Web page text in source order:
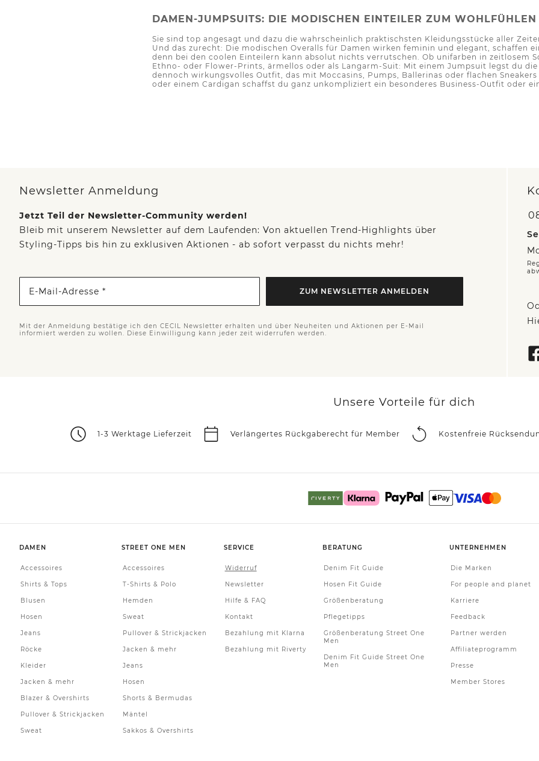
DAMEN-JUMPSUITS: DIE MODISCHEN EINTEILER ZUM WOHLFÜHLEN
Sie sind top angesagt und dazu die wahrscheinlich praktischsten Kleidungsstücke aller
Und das zurecht: Die modischen Overalls für Damen wirken feminin und elegant, schaffen
denn bei den coolen Einteilern kann absolut nichts verrutschen. Ob unifarben in zeitlosem
Ethno- oder Flower-Prints, ärmellos oder als Langarm-Suit: Mit einem Jumpsuit legst du
dennoch wirkungsvolles Outfit, das mit Moccasins, Pumps, Ballerinas oder flachen
oder einem Cardigan schaffst du ganz unkompliziert ein besonderes Business-Outfit oder
Newsletter Anmeldung
Jetzt Teil der Newsletter-Community werden!
Bleib mit unserem Newsletter auf dem Laufenden: Von aktuellen Trend-Highlights über
Styling-Tipps bis hin zu exklusiven Aktionen - ab sofort verpasst du nichts mehr!
E-Mail-Adresse * ZUM NEWSLETTER ANMELDEN
Mit der Anmeldung bestätige ich den CECIL Newsletter erhalten und über Neuheiten und Aktionen per E-Mail
informiert werden zu wollen. Diese Einwilligung kann jeder zeit widerrufen werden.
Unsere Vorteile für dich
1-3 Werktage Lieferzeit Verlängertes Rückgaberecht für Member Kostenfreie
DAMEN
Accessoires
Shirts & Tops
Blusen
Hosen
Jeans
Röcke
Kleider
Jacken & mehr
Blazer & Overshirts
Pullover & Strickjacken
Sweat
STREET ONE MEN
Accessoires
T-Shirts & Polo
Hemden
Sweat
Pullover & Strickjacken
Jacken & mehr
Jeans
Hosen
Shorts & Bermudas
Mäntel
Sakkos & Overshirts
SERVICE
Widerruf
Newsletter
Hilfe & FAQ
Kontakt
Bezahlung mit Klarna
Bezahlung mit Riverty
BERATUNG
Denim Fit Guide
Hosen Fit Guide
Größenberatung
Pflegetipps
Größenberatung Street One
Men
Denim Fit Guide Street One
Men
UNTERNEHMEN
Die Marken
For people and planet
Karriere
Feedback
Partner werden
Affiliateprogramm
Presse
Member Stores